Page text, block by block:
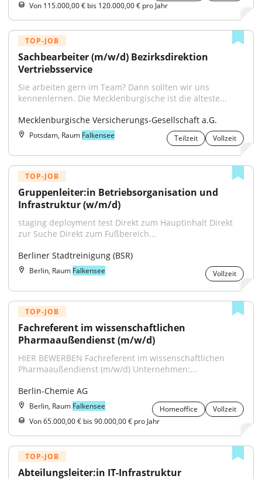
Von 115.000,00 € bis 120.000,00 € pro Jahr
TOP-JOB
Sachbearbeiter (m/w/d) Bezirksdirektion
Vertriebsservice
Sie arbeiten gern im Team? Dann sollten wir uns
kennenlernen. Die Mecklenburgische ist die älteste...
Mecklenburgische Versicherungs-Gesellschaft a.G.
Potsdam, Raum Falkensee Teilzeit Vollzeit
TOP-JOB
Gruppenleiter:in Betriebsorganisation und
Infrastruktur (w/m/d)
staging deployment test Direkt zum Hauptinhalt Direkt
zur Suche Direkt zum Fußbereich...
Berliner Stadtreinigung (BSR)
Berlin, Raum Falkensee Vollzeit
TOP-JOB
Fachreferent im wissenschaftlichen
Pharmaaußendienst (m/w/d)
HIER BEWERBEN Fachreferent im wissenschaftlichen
Pharmaaußendienst (m/w/d) Unternehmen:...
Berlin-Chemie AG
Berlin, Raum Falkensee Homeoffice
Vollzeit
Von 65.000,00 € bis 90.000,00 € pro Jahr
TOP-JOB
Abteilungsleiter:in IT-Infrastruktur